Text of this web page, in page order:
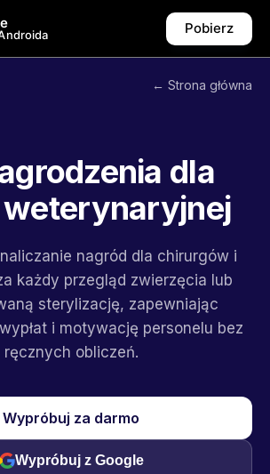
Pobierz
← Strona główna
dla
nagród dla chirurgów i
każdy przegląd zwierzęcia lub
sterylizację, zapewniając
i motywację personelu bez
ręcznych obliczeń.
Wypróbuj za darmo
Wypróbuj z Google